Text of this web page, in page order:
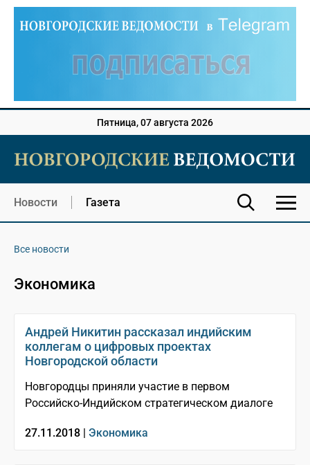
Пятница, 07 августа 2026
Новости Газета
Все новости
Экономика
Андрей Никитин рассказал индийским
коллегам о цифровых проектах
Новгородской области
Новгородцы приняли участие в первом
Российско-Индийском стратегическом диалоге
27.11.2018 | Экономика